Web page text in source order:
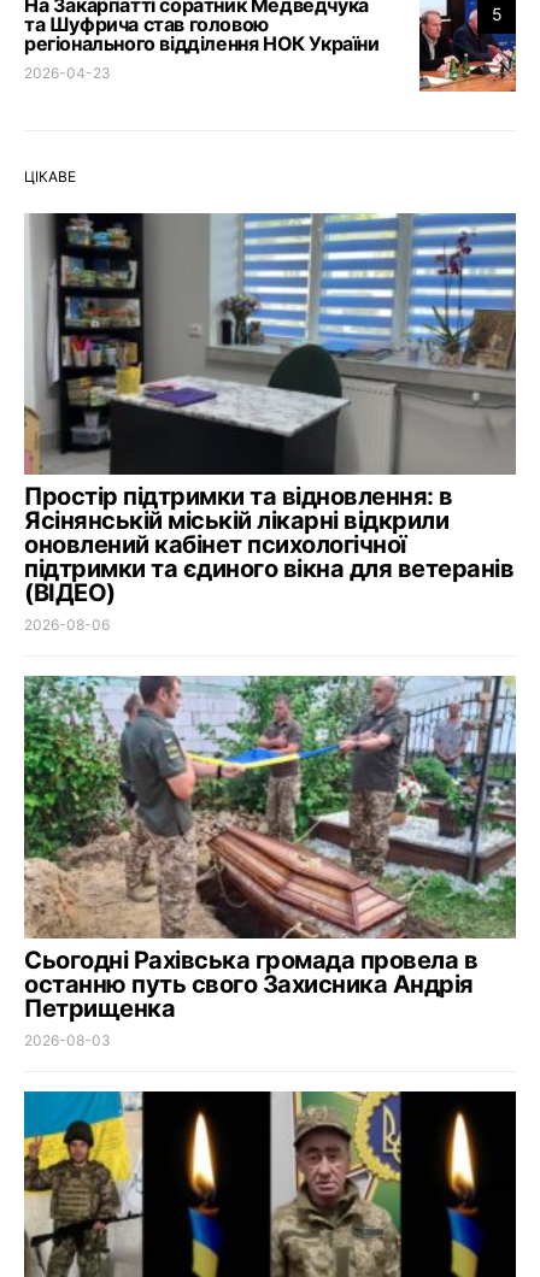
5
та Шуфрича став головою
регіонального відділення НОК України
2026-04-23
ЦІКАВЕ
Простір підтримки та відновлення: в
Ясінянській міській лікарні відкрили
оновлений кабінет психологічної
підтримки та єдиного вікна для ветеранів
(ВІДЕО)
2026-08-06
Сьогодні Рахівська громада провела в
останню путь свого Захисника Андрія
Петрищенка
2026-08-03